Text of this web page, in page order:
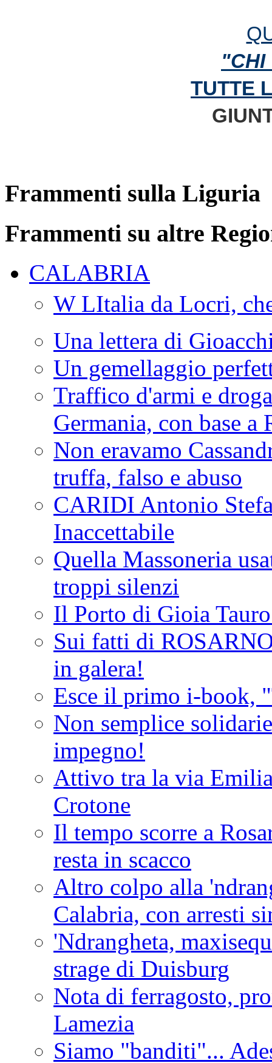
"CHI
TUTTE
Frammenti sulla Liguria
Frammenti su altre
CALABRIA
W LItalia da Locri,
Una lettera di
Un gemellaggio
Traffico d'armi e
Germania, con base a
Non eravamo
truffa, falso e abuso
CARIDI Antonio
Inaccettabile
Quella Massoneria
troppi silenzi
Il Porto di Gioia
Sui fatti di
in galera!
Esce il primo i-book,
Non semplice
impegno!
Attivo tra la via
Crotone
Il tempo scorre a
resta in scacco
Altro colpo alla
Calabria, con arresti
'Ndrangheta,
strage di Duisburg
Nota di ferragosto,
Lamezia
Siamo "banditi"...